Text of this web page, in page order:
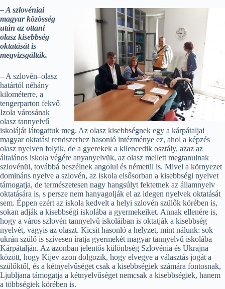
– A szlovéniai
magyar közösség
után az ottani
olasz kisebbség
oktatását is
megvizsgálták.
– A szlovén–olasz
határtól néhány
kilométerre, a
tengerparton fekvő
Izola városának
olasz tannyelvű
iskoláját látogattuk meg. Az olasz kisebbségnek egy a kárpátaljai
magyar oktatási rendszerhez hasonló intézménye ez, ahol a képzés
olasz nyelven folyik, de a gyerekek a kilencedik osztály, azaz az
általános iskola végére anyanyelvük, az olasz mellett megtanulnak
szlovénül, továbbá beszélnek angolul és németül is. Mivel a környezet
domináns nyelve a szlovén, az iskola elsősorban a kisebbségi nyelvet
támogatja, de természetesen nagy hangsúlyt fektetnek az államnyelv
oktatására is, s persze nem hanyagolják el az idegen nyelvek oktatását
sem. Éppen ezért az iskola kedvelt a helyi szlovén szülők körében is,
sokan adják a kisebbségi iskolába a gyermekeiket. Annak ellenére is,
hogy a város szlovén tannyelvű iskoláiban is oktatják a kisebbség
nyelvét, vagyis az olaszt. Kicsit hasonló a helyzet, mint nálunk: sok
ukrán szülő is szívesen íratja gyermekét magyar tannyelvű iskolába
Kárpátalján. Az azonban jelentős különbség Szlovénia és Ukrajna
között, hogy Kijev azon dolgozik, hogy elvegye a választás jogát a
szülőktől, és a kétnyelvűséget csak a kisebbségiek számára fontosnak,
Ljubljana támogatja a kétnyelvűséget nemcsak a kisebbségiek, hanem
a többségiek körében is.